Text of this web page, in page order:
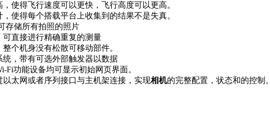
，使得飞行速度可以更快，飞行高度可以更高。
，使得每个搭载平台上收集到的结果不是失真。
存储所有拍照的照片
可直接进行精确重复的测量
个机身没有松散可移动部件。
统，带有可选外部触发器以数据
Fi功能设备均可显示初始网页界面。
以太网或者序列接口与主机架连接，实现相机的完整配置，状态和的控制。